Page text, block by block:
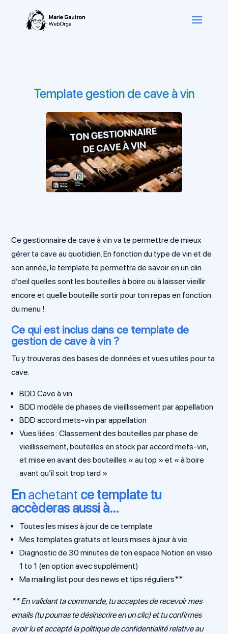
Template gestion de cave à vin
Ce gestionnaire de cave à vin va te permettre de mieux
gérer ta cave au quotidien. En fonction du type de vin et de
son année, le template te permettra de savoir en un clin
d’oeil quelles sont les bouteilles à boire ou à laisser vieillir
encore et quelle bouteille sortir pour ton repas en fonction
du menu !
Ce qui est inclus dans ce template de
gestion de cave à vin ?
Tu y trouveras des bases de données et vues utiles pour ta
cave.
BDD Cave à vin
BDD modèle de phases de vieillissement par appellation
BDD accord mets-vin par appellation
Vues liées : Classement des bouteilles par phase de
vieillissement, bouteilles en stock par accord mets-vin,
et mise en avant des bouteilles « au top » et « à boire
avant qu’il soit trop tard »
Enachetant ce template tu
accèderas aussi à…
Toutes les mises à jour de ce template
Mes templates gratuits et leurs mises à jour à vie
Diagnostic de 30 minutes de ton espace Notion en visio
1 to 1 (en option avec supplément)
Ma mailing list pour des news et tips réguliers**
** En validant ta commande, tu acceptes de recevoir mes
emails (tu pourras te désinscrire en un clic) et tu confirmes
avoir lu et accepté lapolitique de confidentialitérelative au